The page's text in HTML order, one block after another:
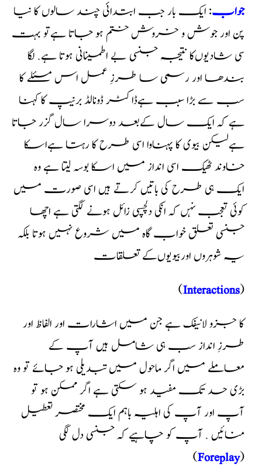
جواب: ایک بار جب ابتدائی چند سالوں کا نیا
پن اور جوش و خروش ختم ہو جاتا ہےتو بہت
سی شادیوں‌کا نتیجہ جنسی بے اطمینانی ہوتا ہے. لگا
بندھا اور رسمی سا طرزِ عمل اس مسئلے کا
سب سے بڑا سبب ہےڈاکٹر ڈونالڈ برنیپ کا کہنا
ہے کہ ایک سال کےبعد دوسرا سال گزر جاتا
ہےلیکن بیوی کا پہناوا اسی طرح کا رہتا ہےاسکا
خاوند ٹھیک اسی انداز میں اسکا بوسہ لیتا ہے وہ
ایک ہی طرح کی باتیں کرتے ہیں اسی صورت میں
کوئی تعجب نہں کہ انکی دلچسپی زائل ہونے لگتی ہےاچھا
جنسی تعلق خواب گاہ میں شروع نہیں ہوتا بلکہ
یہ شوہروں اوربیویوں‌کے تعلقات
(Interactions)
کا جزو لانیفک ہے جن میں اشارات اور الفاظ اور
طرزِ انداز سب ہی شامل ہیں آپ کے
معاملے میں اگر ماحول میں تبدیلی ہو جائے تو وہ
بڑی حد تک مفید ہو سکتی ہے اگر ممکن ہو تو
آپ اور آپ کی اہلیہ باہم ایک مختصر تعطیل
منائیں . آپ کو چاہیے کہ جنسی دل لگی
(Foreplay)